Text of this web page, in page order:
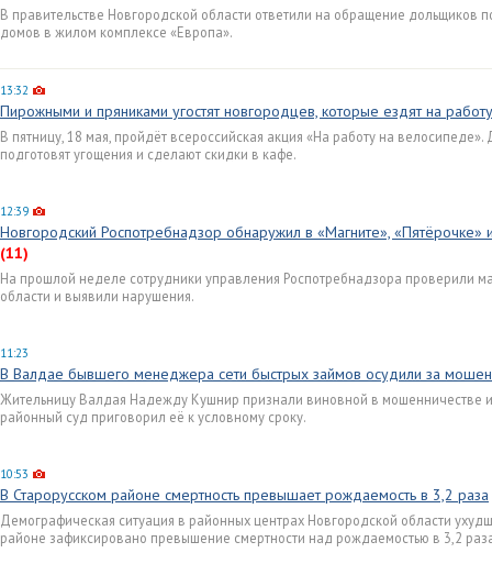
В правительстве Новгородской области ответили на обращение дольщиков
домов в жилом комплексе «Европа».
13:32
Пирожными и пряниками угостят новгородцев, которые ездят на
В пятницу, 18 мая, пройдёт всероссийская акция «На работу на
подготовят угощения и сделают скидки в кафе.
12:39
Новгородский Роспотребнадзор обнаружил в «Магните»,
(11)
На прошлой неделе сотрудники управления Роспотребнадзора проверили
области и выявили нарушения.
11:23
В Валдае бывшего менеджера сети быстрых займов осудили за
Жительницу Валдая Надежду Кушнир признали виновной в мошенничестве
районный суд приговорил её к условному сроку.
10:53
В Старорусском районе смертность превышает рождаемость в 3,2 раза
Демографическая ситуация в районных центрах Новгородской области
районе зафиксировано превышение смертности над рождаемостью в 3,2